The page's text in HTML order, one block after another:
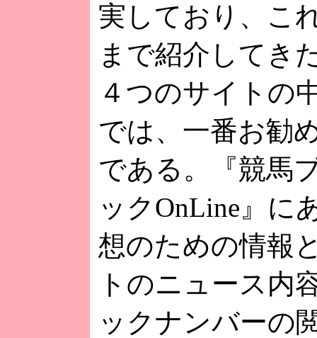
実しており、こ
まで紹介してき
４つのサイトの
では、一番お勧
である。『競馬
ックOnLine』に
想のための情報
トのニュース内
ックナンバーの